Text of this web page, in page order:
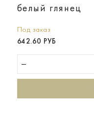
белый глянец
Под заказ
642.60 РУБ